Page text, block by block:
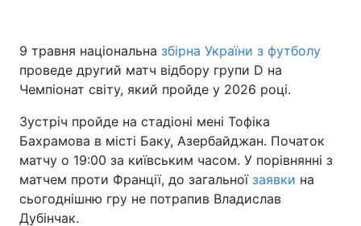
9 травня національна збірна України з футболу
проведе другий матч відбору групи D на
Чемпіонат світу, який пройде у 2026 році.
Зустріч пройде на стадіоні мені Тофіка
Бахрамова в місті Баку, Азербайджан. Початок
матчу о 19:00 за київським часом. У порівнянні з
матчем проти Франції, до загальної заявки на
сьогоднішню гру не потрапив Владислав
Дубінчак.